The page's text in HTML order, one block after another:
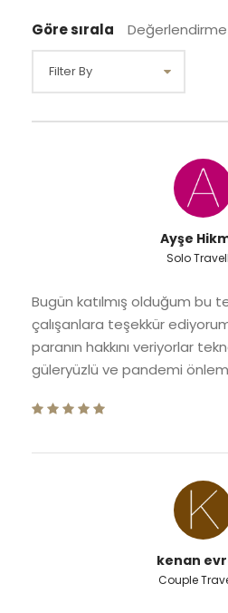
Göre sırala Değerlendirme
Ayşe
Solo
Bugün katılmış olduğum bu
çalışanlara teşekkür
paranın hakkını veriyorlar
güleryüzlü ve pandemi
kenan
Couple